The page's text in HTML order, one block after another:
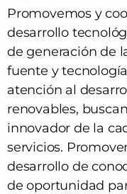
Promovemos y
desarrollo
de generación de
fuente y
atención al
renovables,
innovador de la
servicios.
desarrollo de
de oportunidad